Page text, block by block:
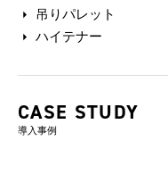
吊りパレット
ハイテナー
CASE STUDY
導入事例